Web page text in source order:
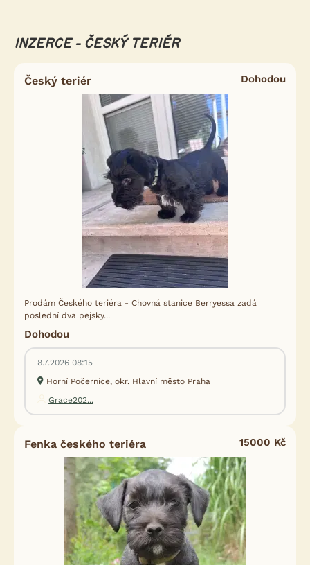
INZERCE - ČESKÝ TERIÉR
Český teriér Dohodou
Prodám Českého teriéra - Chovná stanice Berryessa zadá
poslední dva pejsky...
Dohodou
8.7.2026 08:15
Horní Počernice, okr. Hlavní město Praha
Grace202...
Fenka českého teriéra 15000 Kč